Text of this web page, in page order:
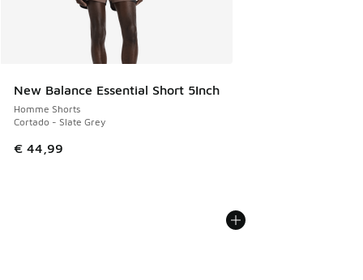
New Balance Essential Short 5Inch
Homme Shorts
Cortado - Slate Grey
€ 44,99